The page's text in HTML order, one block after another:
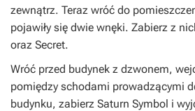
zewnątrz. Teraz wróć do
pojawiły się dwie wnęki. Zabierz z
oraz Secret.
Wróć przed budynek z dzwonem,
pomiędzy schodami prowadzącymi
budynku, zabierz Saturn Symbol i